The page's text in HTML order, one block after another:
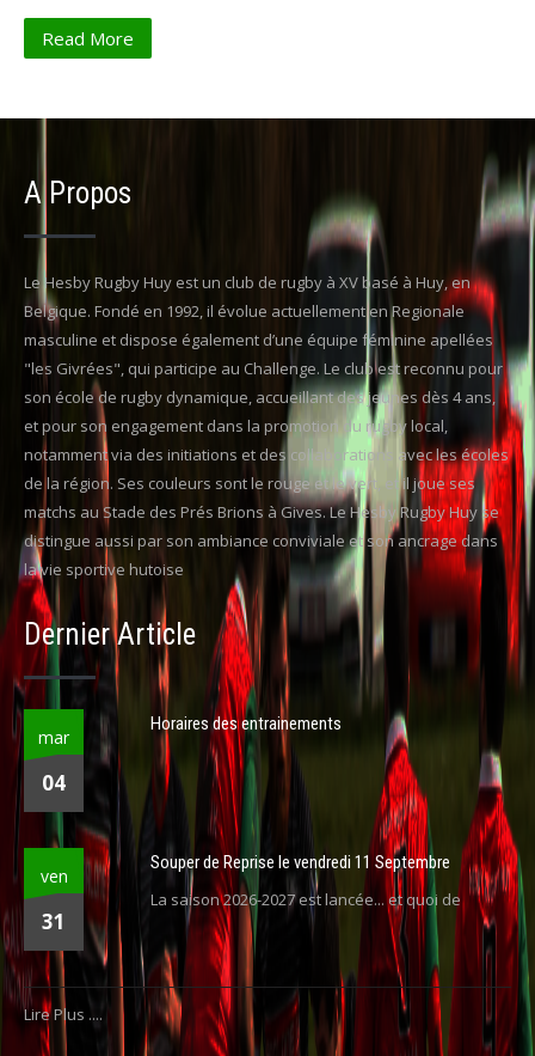
Read More
A Propos
Le Hesby Rugby Huy est un club de rugby à XV basé à Huy, en
Belgique. Fondé en 1992, il évolue actuellement en Regionale
masculine et dispose également d’une équipe féminine apellées
"les Givrées", qui participe au Challenge. Le club est reconnu pour
son école de rugby dynamique, accueillant des jeunes dès 4 ans,
et pour son engagement dans la promotion du rugby local,
notamment via des initiations et des collaborations avec les écoles
de la région. Ses couleurs sont le rouge et le vert, et il joue ses
matchs au Stade des Prés Brions à Gives. Le Hesby Rugby Huy se
distingue aussi par son ambiance conviviale et son ancrage dans
la vie sportive hutoise
Dernier Article
mar
04
Horaires des entrainements
ven
31
Souper de Reprise le vendredi 11 Septembre
La saison 2026-2027 est lancée... et quoi de
Lire Plus ....